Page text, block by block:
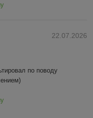
22.07.2026
по поводу